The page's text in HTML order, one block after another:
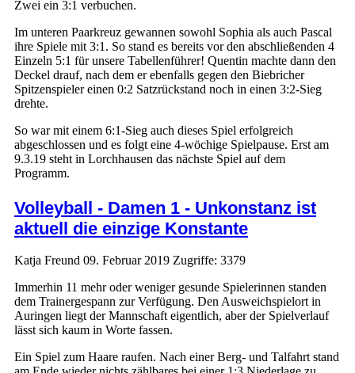
Zwei ein 3:1 verbuchen.
Im unteren Paarkreuz gewannen sowohl Sophia als auch Pascal
ihre Spiele mit 3:1. So stand es bereits vor den abschließenden 4
Einzeln 5:1 für unsere Tabellenführer! Quentin machte dann den
Deckel drauf, nach dem er ebenfalls gegen den Biebricher
Spitzenspieler einen 0:2 Satzrückstand noch in einen 3:2-Sieg
drehte.
So war mit einem 6:1-Sieg auch dieses Spiel erfolgreich
abgeschlossen und es folgt eine 4-wöchige Spielpause. Erst am
9.3.19 steht in Lorchhausen das nächste Spiel auf dem
Programm.
Volleyball - Damen 1 - Unkonstanz ist
aktuell die einzige Konstante
Katja Freund 09. Februar 2019 Zugriffe: 3379
Immerhin 11 mehr oder weniger gesunde Spielerinnen standen
dem Trainergespann zur Verfügung. Den Ausweichspielort in
Auringen liegt der Mannschaft eigentlich, aber der Spielverlauf
lässt sich kaum in Worte fassen.
Ein Spiel zum Haare raufen. Nach einer Berg- und Talfahrt stand